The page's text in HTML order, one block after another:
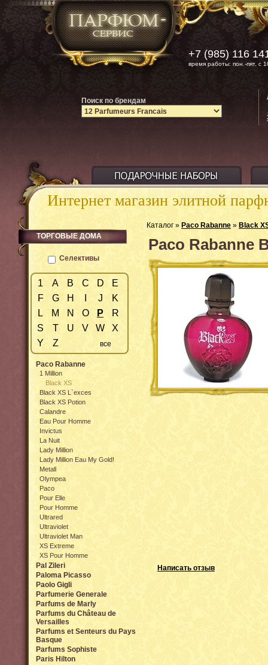
Интернет магазин элитной
Каталог » Paco Rabanne » Black
Paco Rabanne
Написать отзыв
ТОРГОВЫЕ ДОМА
Селективы
1 A B C D
E
F
G H J
K
L
M N O P
R
S
T U V W
X
Y
Z все
Paco Rabanne
1 Million
Black XS
Black XS L`exces
Black XS Potion
Calandre
Eau Pour Homme
Invictus
La Nuit
Lady Million
Lady Million Eau My Gold!
Metall
Olympea
Paco
Pour Elle
Pour Homme
Ultrared
Ultraviolet
Ultraviolet Man
XS Extreme
XS Pour Homme
Pal Zileri
Paloma Picasso
Paolo Gigli
Parfumerie Generale
Parfums de Marly
Parfums du Château de
Versailles
Parfums et Senteurs du Pays
Basque
Parfums Sophiste
Paris Hilton
+7 (985) 116
время работы: пон.-пят. с
Поиск по брендам